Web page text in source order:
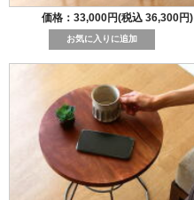
価格：33,000円(税込 36,300円)